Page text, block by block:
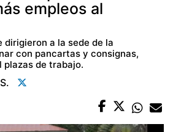
empleos al
dirigieron a la sede de la
con pancartas y consignas,
plazas de trabajo.